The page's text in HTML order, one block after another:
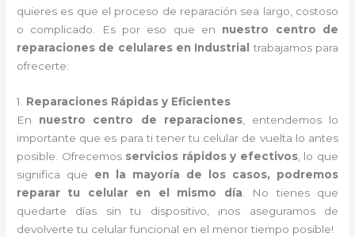
quieres es que el proceso de reparación sea largo, costoso
o complicado. Es por eso que en nuestro centro de
reparaciones de celulares en Industrial trabajamos para
ofrecerte:
1. Reparaciones Rápidas y Eficientes
En nuestro centro de reparaciones, entendemos lo
importante que es para ti tener tu celular de vuelta lo antes
posible. Ofrecemos servicios rápidos y efectivos, lo que
significa que en la mayoría de los casos, podremos
reparar tu celular en el mismo día . No tienes que
quedarte días sin tu dispositivo, ¡nos aseguramos de
devolverte tu celular funcional en el menor tiempo posible!